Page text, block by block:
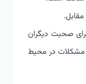
صحبت دیگران
در محیط